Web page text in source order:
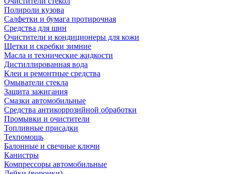
Полироли кузова
Салфетки и бумага протирочная
Средства для шин
Очистители и кондиционеры для кожи
Щетки и скребки зимние
Масла и технические жидкости
Дистиллированная вода
Клеи и ремонтные средства
Омыватели стекла
Защита зажигания
Смазки автомобильные
Средства антикоррозийной обработки
Промывки и очистители
Топливные присадки
Техпомощь
Балонные и свечные ключи
Канистры
Компрессоры автомобильные